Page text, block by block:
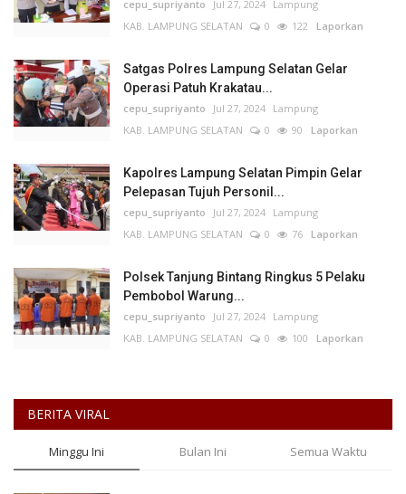
cepu_supriyanto Jul 27, 2024 Lampung
KAB. LAMPUNG SELATAN
0 122 Laporkan
Satgas Polres Lampung Selatan Gelar
Operasi Patuh Krakatau...
cepu_supriyanto Jul 27, 2024 Lampung
KAB. LAMPUNG SELATAN
0 90 Laporkan
Kapolres Lampung Selatan Pimpin Gelar
Pelepasan Tujuh Personil...
cepu_supriyanto Jul 27, 2024 Lampung
KAB. LAMPUNG SELATAN
0 76 Laporkan
Polsek Tanjung Bintang Ringkus 5 Pelaku
Pembobol Warung...
cepu_supriyanto Jul 27, 2024 Lampung
KAB. LAMPUNG SELATAN
0 100 Laporkan
BERITA VIRAL
Minggu Ini Bulan Ini Semua Waktu